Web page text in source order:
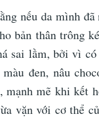
nếu da mình
bản thân trông
sai lầm, bởi vì
đen, nâu
mạnh mẽ khi kết
vặn với cơ thể